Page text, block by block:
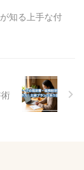
知る上手な付